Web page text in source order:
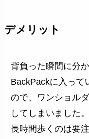
デメリット
背負った瞬間に分
BackPackに入って
ので、ワンショル
してしまいました
長時間歩くのは要